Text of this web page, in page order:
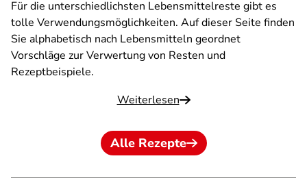
Für die unterschiedlichsten Lebensmittelreste gibt es
tolle Verwendungsmöglichkeiten. Auf dieser Seite finden
Sie alphabetisch nach Lebensmitteln geordnet
Vorschläge zur Verwertung von Resten und
Rezeptbeispiele.
Weiterlesen
Alle Rezepte